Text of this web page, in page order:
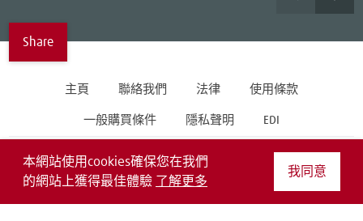
本網站使用cookies確保您在我們
的網站上獲得最佳體驗
了解更多
我同意
Share
主頁 聯絡我們 法律 使用條款
一般購買條件 隱私聲明 EDI
Follow us on